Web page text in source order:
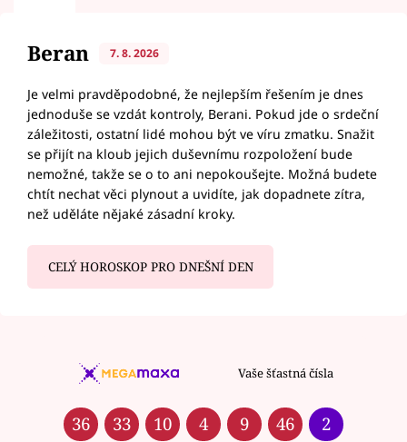
Beran 7. 8. 2026
Je velmi pravděpodobné, že nejlepším řešením je dnes
jednoduše se vzdát kontroly, Berani. Pokud jde o srdeční
záležitosti, ostatní lidé mohou být ve víru zmatku. Snažit
se přijít na kloub jejich duševnímu rozpoložení bude
nemožné, takže se o to ani nepokoušejte. Možná budete
chtít nechat věci plynout a uvidíte, jak dopadnete zítra,
než uděláte nějaké zásadní kroky.
CELÝ HOROSKOP PRO DNEŠNÍ DEN
Vaše šťastná čísla
36 33 10 4 9 46 2